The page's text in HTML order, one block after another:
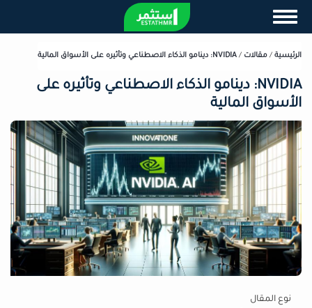
المحتوى
الرئيسي
Toggle navigation
الرئيسية / مقالات / NVIDIA: دينامو الذكاء الاصطناعي وتأثيره على الأسواق المالية
NVIDIA: دينامو الذكاء الاصطناعي وتأثيره على
الأسواق المالية
نوع المقال